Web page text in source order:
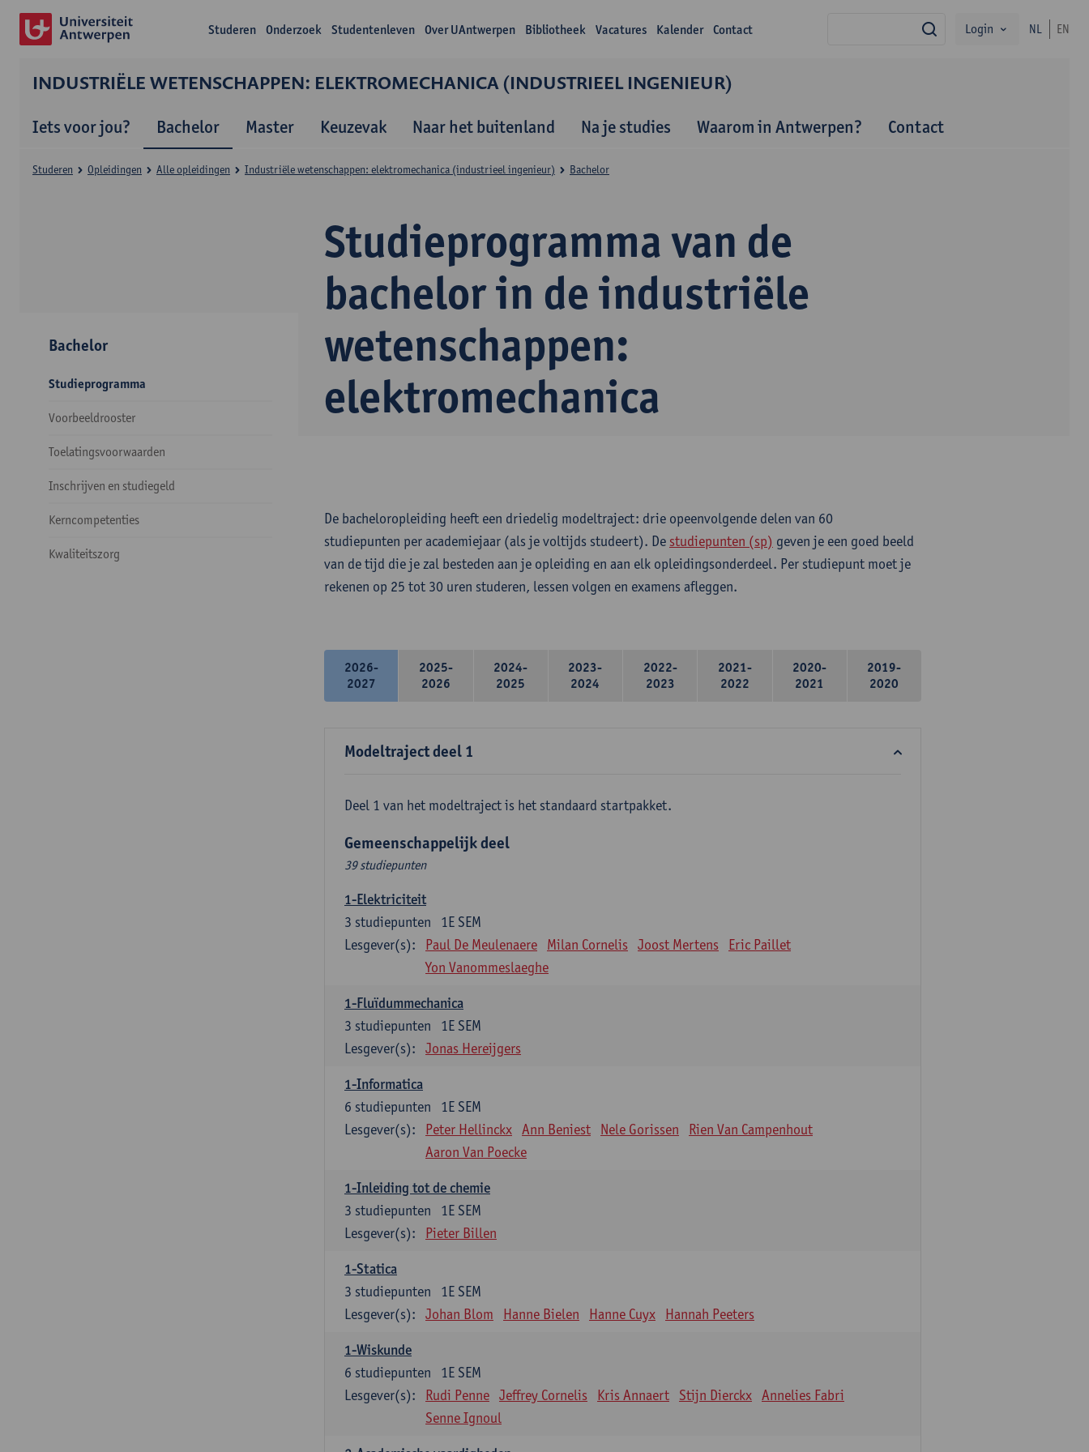
Studeren Onderzoek Studentenleven Over UAntwerpen Bibliotheek Vacatures Kalender Contact zoekLogin NL EN
INDUSTRIËLE WETENSCHAPPEN: ELEKTROMECHANICA (INDUSTRIEEL INGENIEUR)
Iets voor jou? Bachelor Master Keuzevak Naar het buitenland Na je studies Waarom in Antwerpen? Contact
Studieprogramma van de
bachelor in de industriële
wetenschappen:
elektromechanica
Studeren Opleidingen Alle opleidingen Industriële wetenschappen: elektromechanica (industrieel ingenieur) Bachelor
Bachelor
Studieprogramma
Voorbeeldrooster
Toelatingsvoorwaarden
Inschrijven en studiegeld
Kerncompetenties
Kwaliteitszorg
De bacheloropleiding heeft een driedelig modeltraject: drie opeenvolgende delen van 60
studiepunten per academiejaar (als je voltijds studeert). De studiepunten (sp) geven je een goed beeld
van de tijd die je zal besteden aan je opleiding en aan elk opleidingsonderdeel. Per studiepunt moet je
rekenen op 25 tot 30 uren studeren, lessen volgen en examens afleggen.
2026-
2027
2025-
2026
2024-
2025
2023-
2024
2022-
2023
2021-
2022
2020-
2021
2019-
2020
Modeltraject deel 1
Deel 1 van het modeltraject is het standaard startpakket.
Gemeenschappelijk deel
39 studiepunten
1-Elektriciteit
1E SEM
3 studiepunten
Lesgever(s):
Paul De Meulenaere Milan Cornelis Joost Mertens
Eric Paillet
Yon Vanommeslaeghe
1-Fluïdummechanica
1E SEM
3 studiepunten
Lesgever(s):
Jonas Hereijgers
1-Informatica
1E SEM
6 studiepunten
Lesgever(s):
Peter Hellinckx Ann Beniest Nele Gorissen
Rien Van Campenhout
Aaron Van Poecke
1-Inleiding tot de chemie
1E SEM
3 studiepunten
Lesgever(s):
Pieter Billen
1-Statica
1E SEM
3 studiepunten
Lesgever(s):
Johan Blom Hanne Bielen Hanne Cuyx Hannah Peeters
1-Wiskunde
1E SEM
6 studiepunten
Lesgever(s):
Rudi Penne Jeffrey Cornelis Kris Annaert Stijn Dierckx Annelies Fabri
Senne Ignoul